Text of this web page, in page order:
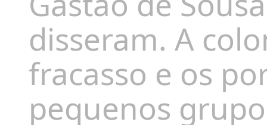
disseram. A
fracasso e os
pequenos